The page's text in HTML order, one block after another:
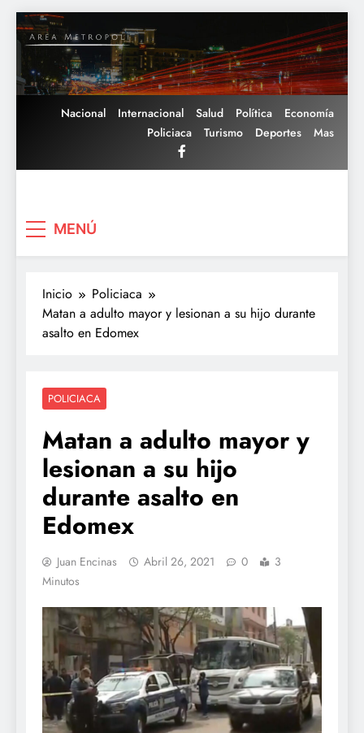
Saltar
al
contenido
Nacional Internacional Salud Política
Economía
Policiaca
Turismo Deportes Mas
MENÚ
Inicio
Policiaca
Matan a adulto mayor y lesionan a su hijo durante
asalto en Edomex
POLICIACA
Matan a adulto mayor y
lesionan a su hijo
durante asalto en
Edomex
Juan Encinas Abril 26, 2021 0
3
Minutos